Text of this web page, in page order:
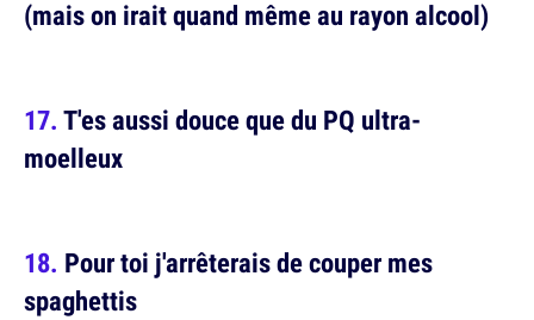
(mais on irait quand même au rayon alcool)
T'es aussi douce que du PQ ultra-
moelleux
Pour toi j'arrêterais de couper mes
spaghettis